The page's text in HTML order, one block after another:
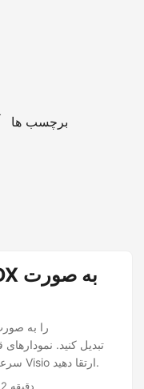
برچسب ها
سرعت و بدون نصب نرم‌افزار به فرمت مدرن Visio ارتقا دهید.
‎ · Alexandr Bobkov · 2 دقیقه